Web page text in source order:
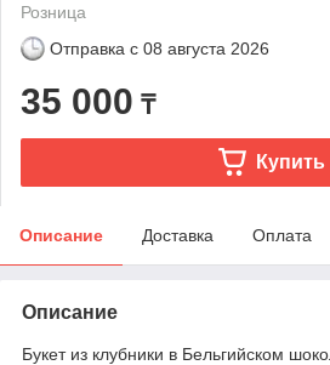
Розница
Отправка с 08 августа 2026
35 000 ₸
Купить
Описание Доставка Оплата
Описание
Букет из клубники в Бельгийском